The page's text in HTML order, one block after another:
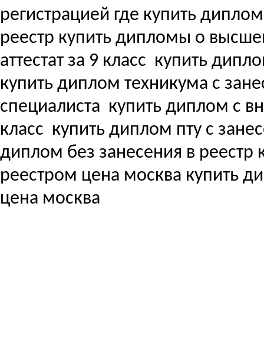
регистрацией где купить
реестр купить дипломы о
аттестат за 9 класс купить
купить диплом техникума с
специалиста купить диплом с
класс купить диплом пту с
диплом без занесения в реестр
реестром цена москва купить
цена москва